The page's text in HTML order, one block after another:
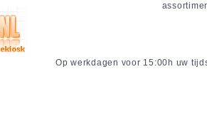
Op werkdagen voor 15:00h uw